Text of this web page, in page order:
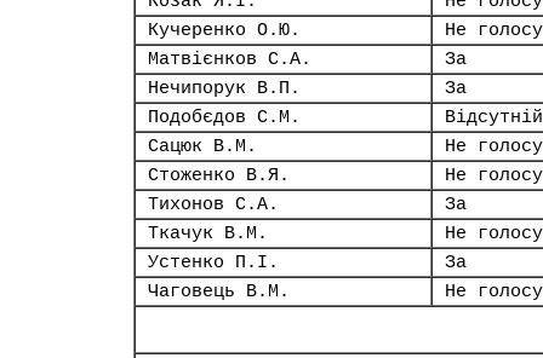
Кучеренко О.Ю.
Не
Матвієнков С.А.
За
Нечипорук В.П.
За
Подобєдов С.М.
Відсутній
Сацюк В.М.
Не
Стоженко В.Я.
Не
Тихонов С.А.
За
Ткачук В.М.
Не
Устенко П.І.
За
Чаговець В.М.
Не